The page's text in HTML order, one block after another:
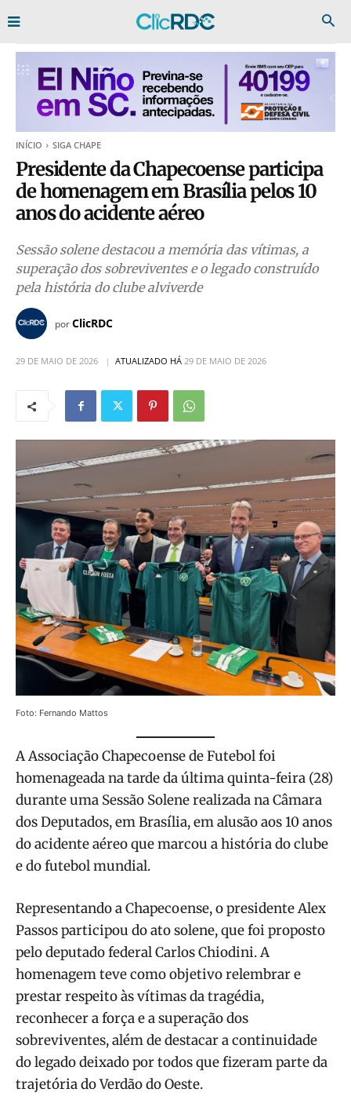
INÍCIO SIGA CHAPE
Presidente da Chapecoense participa
de homenagem em Brasília pelos 10
anos do acidente aéreo
Sessão solene destacou a memória das vítimas, a
superação dos sobreviventes e o legado construído
pela história do clube alviverde
porClicRDC
29 DE MAIO DE 2026 ATUALIZADO HÁ 29 DE MAIO DE 2026
Foto: Fernando Mattos
A Associação Chapecoense de Futebol foi
homenageada na tarde da última quinta-feira (28)
durante uma Sessão Solene realizada na Câmara
dos Deputados, em Brasília, em alusão aos 10 anos
do acidente aéreo que marcou a história do clube
e do futebol mundial.
Representando a Chapecoense, o presidente Alex
Passos participou do ato solene, que foi proposto
pelo deputado federal Carlos Chiodini. A
homenagem teve como objetivo relembrar e
prestar respeito às vítimas da tragédia,
reconhecer a força e a superação dos
sobreviventes, além de destacar a continuidade
do legado deixado por todos que fizeram parte da
trajetória do Verdão do Oeste.